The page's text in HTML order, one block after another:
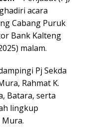
acara
Cabang Puruk
Bank Kalteng
malam.
Pj Sekda
Rahmat K.
Batara, serta
lingkup